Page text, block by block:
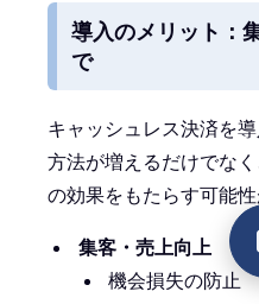
導入のメリット：
で
キャッシュレス決済を
方法が増えるだけでな
の効果をもたらす可能性
集客・売上向上
機会損失の防止